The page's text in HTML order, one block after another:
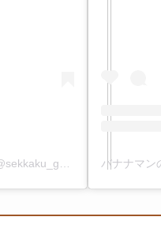
バナナマンのせっかくグルメ！！🍌公式🍌(@sekkaku_gurume)がシェアした投稿